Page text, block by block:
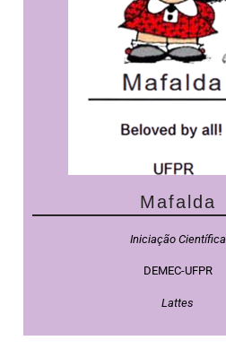
Mafalda
Iniciação Científica
DEMEC-UFPR
Lattes